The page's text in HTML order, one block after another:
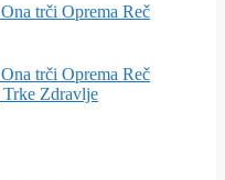
Ona trči Oprema Reč
Ona trči Oprema Reč
Trke Zdravlje